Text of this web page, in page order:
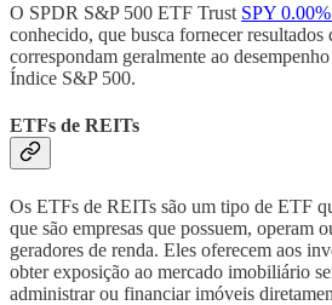
O SPDR S&P 500 ETF Trust SPY
conhecido, que busca fornecer resultados
correspondam geralmente ao
Índice S&P 500.
ETFs de REITs
Os ETFs de REITs são um tipo de ETF
que são empresas que possuem, operam
geradores de renda. Eles oferecem aos
obter exposição ao mercado imobiliário
administrar ou financiar imóveis